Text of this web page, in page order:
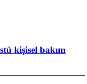
kişisel bakım